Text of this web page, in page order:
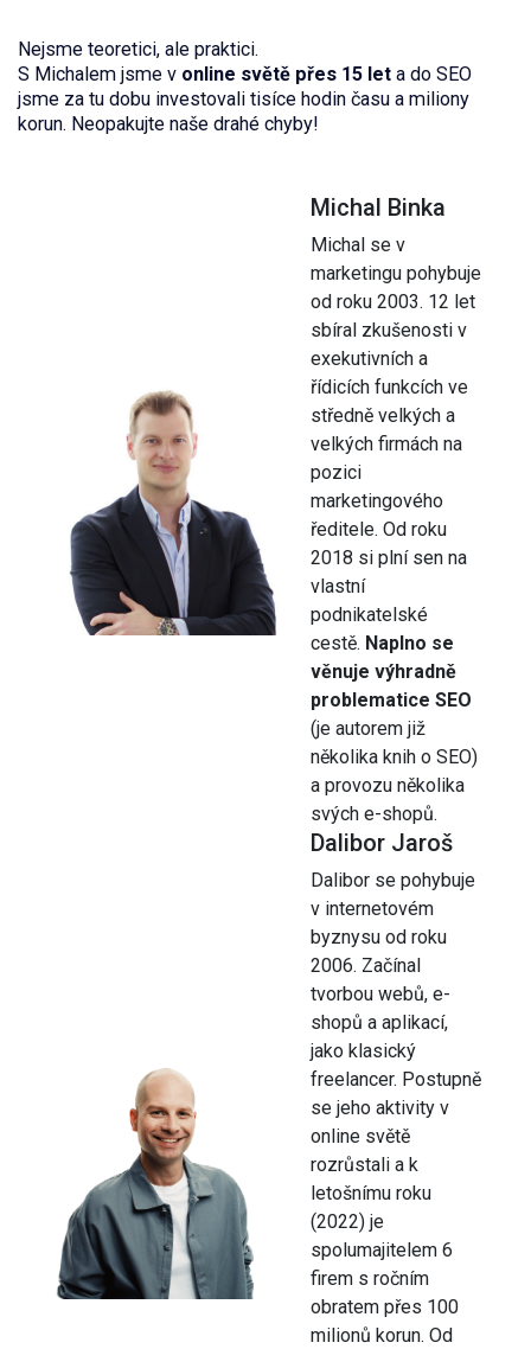
Nejsme teoretici, ale praktici.
S Michalem jsme v online světě přes 15 let a do SEO
jsme za tu dobu investovali tisíce hodin času a miliony
korun. Neopakujte naše drahé chyby!
Michal Binka
Michal se v
marketingu pohybuje
od roku 2003. 12 let
sbíral zkušenosti v
exekutivních a
řídicích funkcích ve
středně velkých a
velkých firmách na
pozici
marketingového
ředitele. Od roku
2018 si plní sen na
vlastní
podnikatelské
cestě. Naplno se
věnuje výhradně
problematice SEO
(je autorem již
několika knih o SEO)
a provozu několika
svých e-shopů.
Dalibor Jaroš
Dalibor se pohybuje
v internetovém
byznysu od roku
2006. Začínal
tvorbou webů, e-
shopů a aplikací,
jako klasický
freelancer. Postupně
se jeho aktivity v
online světě
rozrůstali a k
letošnímu roku
(2022) je
spolumajitelem 6
firem s ročním
obratem přes 100
milionů korun. Od